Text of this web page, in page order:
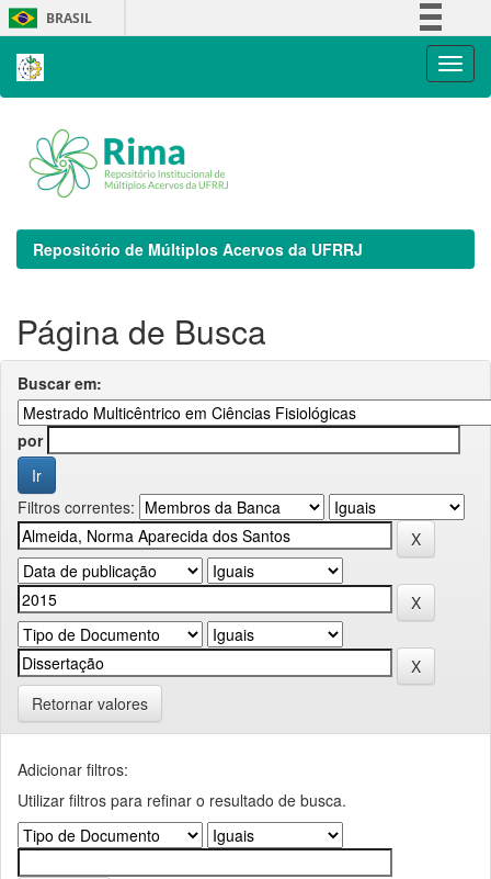
Skip
navigation
BRASIL
Repositório de Múltiplos Acervos da UFRRJ
Página de Busca
Buscar em:
por
Filtros correntes:
Retornar valores
Adicionar filtros:
Utilizar filtros para refinar o resultado de busca.